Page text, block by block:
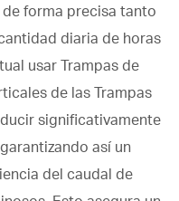
forma precisa tanto
diaria de horas
usar Trampas de
de las Trampas
significativamente
así un
del caudal de